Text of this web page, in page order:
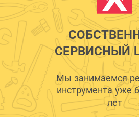
СЕРВИСНЫЙ
Мы занимаемся
инструмента уже
лет